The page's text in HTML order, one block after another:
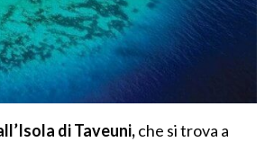
di Taveuni,che si trova a